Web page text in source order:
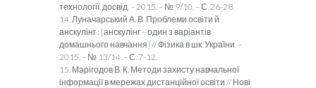
технології, досвід. – 2015. – № 9/10. – С. 26-28.
14. Луначарський А. В. Проблеми освіти й
анскулінг : [анскулінг – один з варіантів
домашнього навчання] // Фізика в шк. України. –
2015. – № 13/14. – С. 7-12.
15. Марігодов В. К. Методи захисту навчальної
інформації в мережах дистанційної освіти // Нові